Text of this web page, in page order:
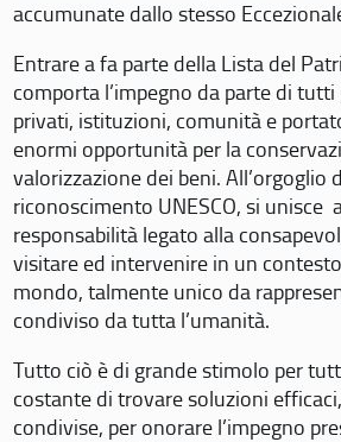
accumunate dallo stesso
Entrare a fa parte della Lista del
comporta l’impegno da parte di tutti
privati, istituzioni, comunità e
enormi opportunità per la
valorizzazione dei beni. All’orgoglio
riconoscimento UNESCO, si unisce
responsabilità legato alla
visitare ed intervenire in un
mondo, talmente unico da
condiviso da tutta l’umanità.
Tutto ciò è di grande stimolo per
costante di trovare soluzioni
condivise, per onorare l’impegno